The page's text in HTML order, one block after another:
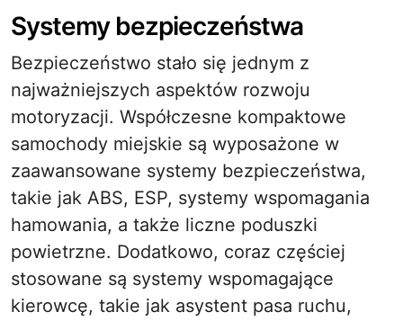
Systemy bezpieczeństwa
Bezpieczeństwo stało się jednym z
najważniejszych aspektów rozwoju
motoryzacji. Współczesne kompaktowe
samochody miejskie są wyposażone w
zaawansowane systemy bezpieczeństwa,
takie jak ABS, ESP, systemy wspomagania
hamowania, a także liczne poduszki
powietrzne. Dodatkowo, coraz częściej
stosowane są systemy wspomagające
kierowcę, takie jak asystent pasa ruchu,